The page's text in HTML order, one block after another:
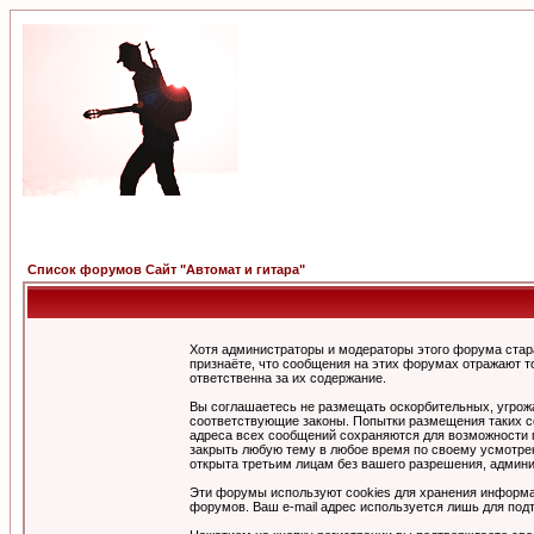
Список форумов Сайт "Автомат и гитара"
Хотя администраторы и модераторы этого форума
признаёте, что сообщения на этих форумах отражают
ответственна за их содержание.
Вы соглашаетесь не размещать оскорбительных,
соответствующие законы. Попытки размещения таких
адреса всех сообщений сохраняются для
закрыть любую тему в любое время по своему
открыта третьим лицам без вашего разрешения,
Эти форумы используют cookies для хранения
форумов. Ваш e-mail адрес используется лишь для